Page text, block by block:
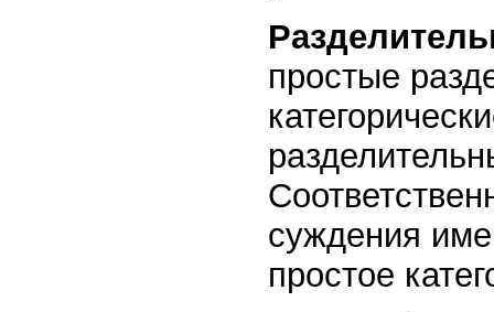
простые
суждения
простое